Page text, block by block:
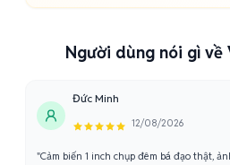
Người dùng nói gì về
Đức Minh
12/08/2026
"Cảm biến 1 inch chụp đêm bá đạo thật,